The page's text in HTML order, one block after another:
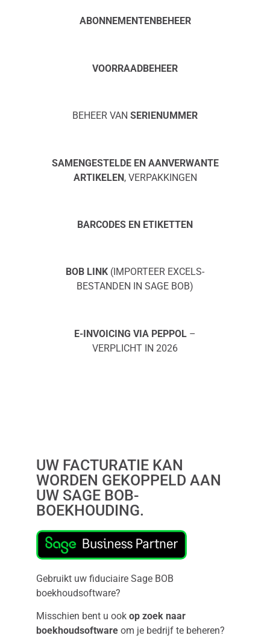
ABONNEMENTEN BEHEER
VOORRAADBEHEER
BEHEER VAN SERIENUMMER
SAMENGESTELDE EN AANVERWANTE
ARTIKELEN, VERPAKKINGEN
BARCODES EN ETIKETTEN
BOB LINK (IMPORTEER EXCELS-
BESTANDEN IN SAGE BOB)
E-INVOICING VIA PEPPOL –
VERPLICHT IN 2026
UW FACTURATIE KAN
WORDEN GEKOPPELD AAN
UW SAGE BOB-
BOEKHOUDING.
Gebruikt uw fiduciaire Sage BOB
boekhoudsoftware?
Misschien bent u ook op zoek naar
boekhoudsoftware om je bedrijf te beheren?